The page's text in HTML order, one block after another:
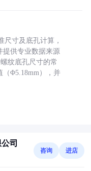
尺寸及底孔计算，
提供专业数据来源
纹底孔尺寸的常
（Φ5.18mm），并
司
咨询 进店